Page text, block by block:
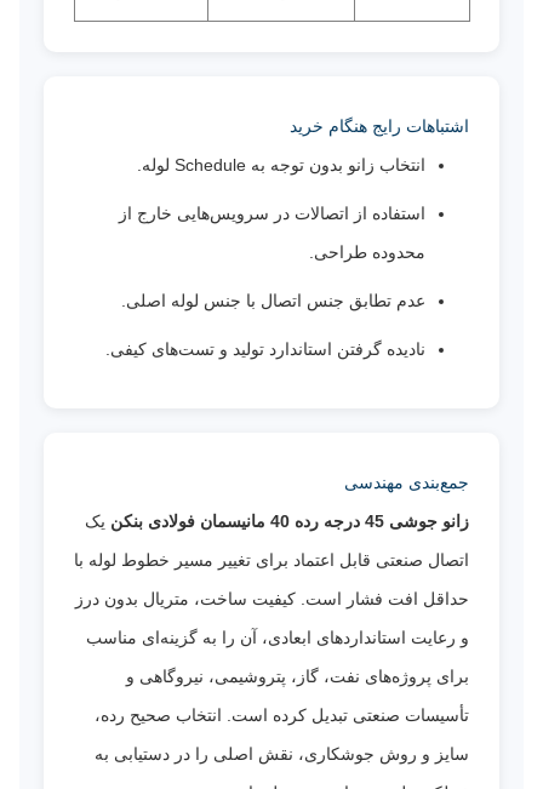
اشتباهات رایج هنگام خرید
انتخاب زانو بدون توجه به Schedule لوله.
استفاده از اتصالات در سرویس‌هایی خارج از
محدوده طراحی.
عدم تطابق جنس اتصال با جنس لوله اصلی.
نادیده گرفتن استاندارد تولید و تست‌های کیفی.
جمع‌بندی مهندسی
زانو جوشی 45 درجه رده 40 مانیسمان فولادی بنکن
یک
اتصال صنعتی قابل اعتماد برای تغییر مسیر خطوط لوله با
حداقل افت فشار است. کیفیت ساخت، متریال بدون درز
و رعایت استانداردهای ابعادی، آن را به گزینه‌ای مناسب
برای پروژه‌های نفت، گاز، پتروشیمی، نیروگاهی و
تأسیسات صنعتی تبدیل کرده است. انتخاب صحیح رده،
سایز و روش جوشکاری، نقش اصلی را در دستیابی به